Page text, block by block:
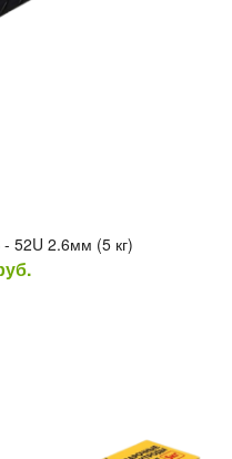
52U 2.6мм (5 кг)